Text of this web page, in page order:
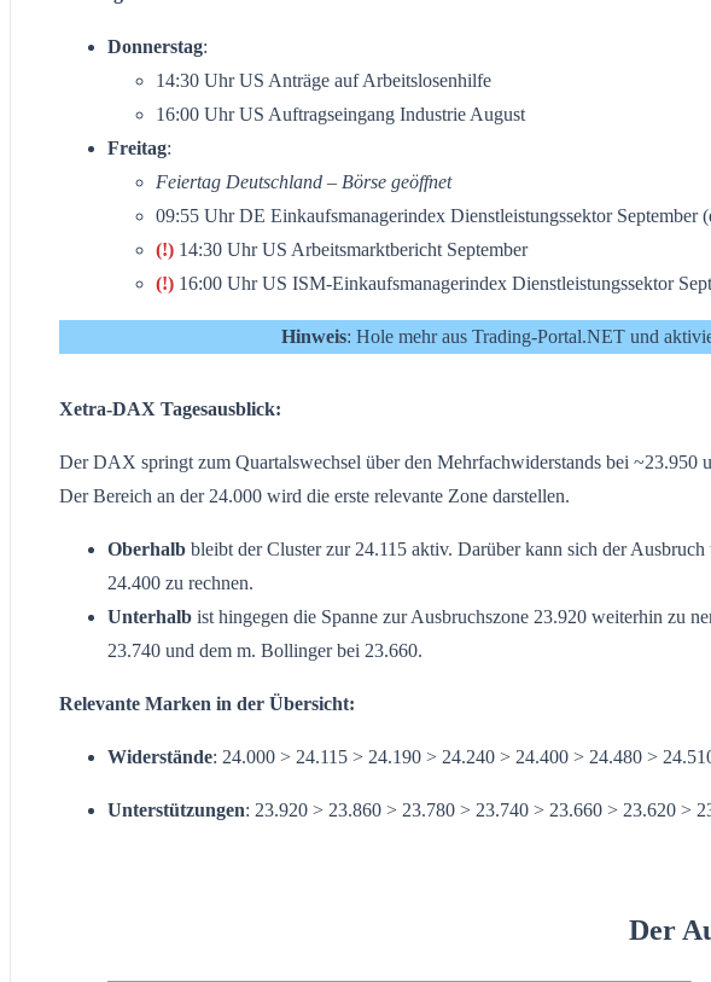
Donnerstag:
14:30 Uhr US Anträge auf Arbeitslosenhilfe
16:00 Uhr US Auftragseingang Industrie August
Freitag:
Feiertag Deutschland – Börse geöffnet
09:55 Uhr DE Einkaufsmanagerindex Dienstleistungssektor September
(!) 14:30 Uhr US Arbeitsmarktbericht September
(!) 16:00 Uhr US ISM-Einkaufsmanagerindex Dienstleistungssektor
Hinweis: Hole mehr aus Trading-Portal.NET und
Xetra-DAX Tagesausblick:
Der DAX springt zum Quartalswechsel über den Mehrfachwiderstands bei
Der Bereich an der 24.000 wird die erste relevante Zone darstellen.
Oberhalb bleibt der Cluster zur 24.115 aktiv. Darüber kann sich der
24.400 zu rechnen.
Unterhalb ist hingegen die Spanne zur Ausbruchszone 23.920 weiterhin zu
23.740 und dem m. Bollinger bei 23.660.
Relevante Marken in der Übersicht:
Widerstände: 24.000 > 24.115 > 24.190 > 24.240 > 24.400 > 24.480 >
Unterstützungen: 23.920 > 23.860 > 23.780 > 23.740 > 23.660 > 23.620 >
Der